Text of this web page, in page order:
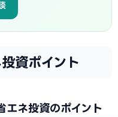
資ポイント
エネ投資のポイント